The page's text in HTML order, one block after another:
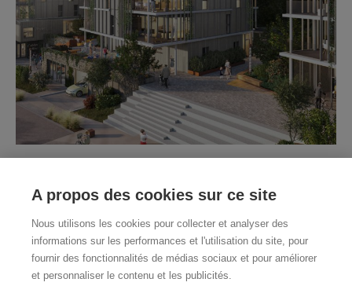
A propos des cookies sur ce site
Nous utilisons les cookies pour collecter et analyser des
informations sur les performances et l'utilisation du site, pour
fournir des fonctionnalités de médias sociaux et pour améliorer
et personnaliser le contenu et les publicités.
Voir le film de présentation
Le concours d’Architecture consistait à concevoir une quarantaine
de logements dans un éco-hameau, avec donc une attente
environnementale forte.
Nous avons d’emblée choisi d’adopter une posture originale :